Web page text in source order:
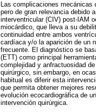
Las complicaciones mecánicas
pero de gran relevancia debido
interventricular (CIV) post-IAM
miocárdico, que lleva a su
continuidad entre ambos
cardíaca y/o la aparición de un
frecuente. El diagnóstico se
(ETT) como principal
complejidad y anfractuosidad
quirúrgico, sin embargo, en
habitual es diferir esta
que permita obtener mejores
evolución ecocardiográfica de
intervención quirúrgica.